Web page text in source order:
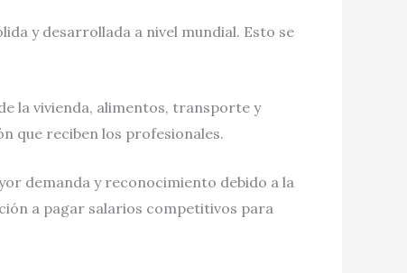
y desarrollada a nivel mundial. Esto se
la vivienda, alimentos, transporte y
que reciben los profesionales.
demanda y reconocimiento debido a la
a pagar salarios competitivos para